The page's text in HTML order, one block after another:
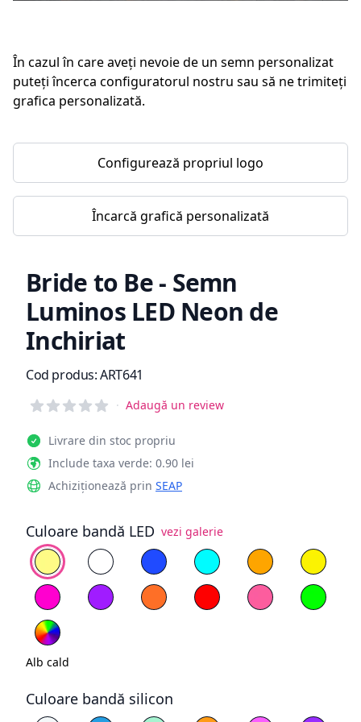
În cazul în care aveți nevoie de un semn personalizat
puteți încerca configuratorul nostru sau să ne trimiteți
grafica personalizată.
Configurează propriul logo
Încarcă grafică personalizată
Bride to Be - Semn
Luminos LED Neon de
Inchiriat
Informații de produs
Cod produs:ART641
Reviews
· Adaugă un review
Livrare din stoc propriu
Include taxa verde: 0.90 lei
Achiziționează prin SEAP
Culoare bandă LED vezi galerie
Alege culoare
Alb cald Alb rece Albastru Cyan Galben
Magenta
Mov PortocaliuRoșu Roz deschisVerde
RGB
Alb cald
Culoare bandă silicon